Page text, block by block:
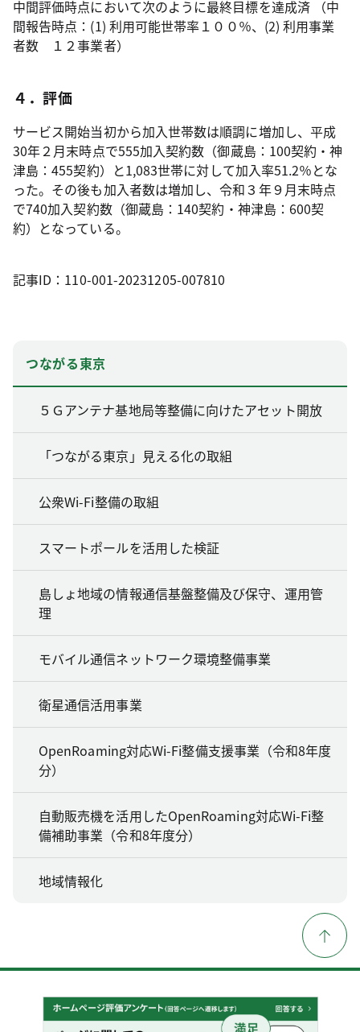
中間評価時点において次のように最終目標を達成済 （中
間報告時点：(1) 利用可能世帯率１００％、(2) 利用事業
者数 １２事業者）
４．評価
サービス開始当初から加入世帯数は順調に増加し、平成
30年２月末時点で555加入契約数（御蔵島：100契約・神
津島：455契約）と1,083世帯に対して加入率51.2％とな
った。その後も加入者数は増加し、令和３年９月末時点
で740加入契約数（御蔵島：140契約・神津島：600契
約）となっている。
記事ID：110-001-20231205-007810
つながる東京
５Ｇアンテナ基地局等整備に向けたアセット開放
「つながる東京」見える化の取組
公衆Wi-Fi整備の取組
スマートポールを活用した検証
島しょ地域の情報通信基盤整備及び保守、運用管
理
モバイル通信ネットワーク環境整備事業
衛星通信活用事業
OpenRoaming対応Wi-Fi整備支援事業（令和8年度
分）
自動販売機を活用したOpenRoaming対応Wi-Fi整
備補助事業（令和8年度分）
地域情報化